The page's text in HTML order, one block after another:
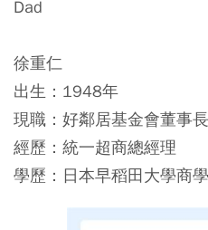
Dad
徐重仁
出生：1948年
現職：好鄰居基金會董事長
經歷：統一超商總經理
學歷：日本早稻田大學商